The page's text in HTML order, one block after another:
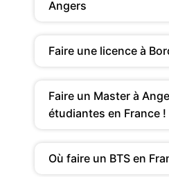
Angers
Faire une licence à
Faire un Master à
étudiantes en France !
Où faire un BTS en